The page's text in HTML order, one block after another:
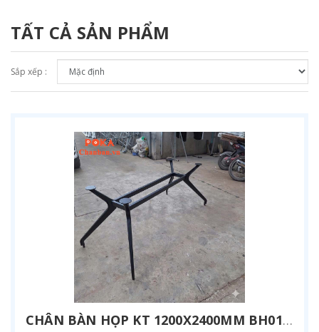
TẤT CẢ SẢN PHẨM
Sắp xếp :
CHÂN BÀN HỌP KT 1200X2400MM BH01-1224